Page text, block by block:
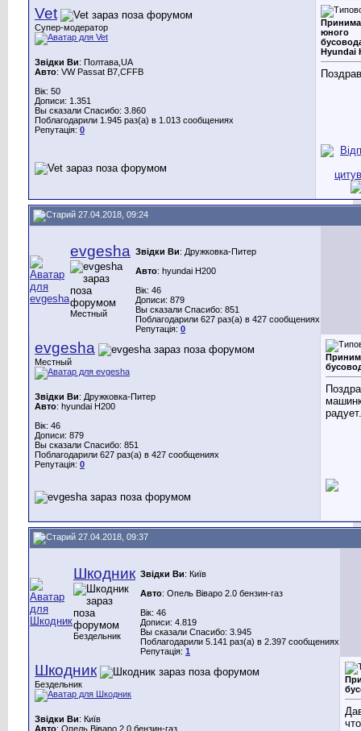
Vet
Супер-модератор
Звідки Ви: Полтава,UA
Авто: VW Passat B7,CFFB
Вік: 50
Дописи: 1.351
Вы сказали Спасибо: 3.860
Поблагодарили 1.945 раз(а) в 1.013 сообщениях
Репутація: 0
юного
Hyundai
27.04.2018, 09:24
evgesha
Местный
Звідки Ви: Дружковка-Питер
Авто: hyundai H200
Вік: 46
Дописи: 879
Вы сказали Спасибо: 851
Поблагодарили 627 раз(а) в 427 сообщениях
Репутація: 0
evgesha
Местный
Звідки Ви: Дружковка-Питер
Авто: hyundai H200
Вік: 46
Дописи: 879
Вы сказали Спасибо: 851
Поблагодарили 627 раз(а) в 427 сообщениях
Репутація: 0
27.04.2018, 09:37
Шкодник
Бездельник
Звідки Ви: Київ
Авто: Опель Віваро 2.0 бензин-газ
Вік: 46
Дописи: 4.819
Вы сказали Спасибо: 3.945
Поблагодарили 5.141 раз(а) в 2.397 сообщениях
Репутація: 1
Шкодник
Бездельник
Звідки Ви: Київ
Авто: Опель Віваро 2.0 бензин-газ